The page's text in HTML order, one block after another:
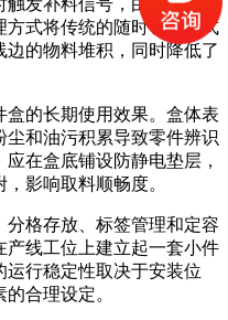
式将传统的随时领料模式
的物料堆积，同时降低了
的长期使用效果。盒体表
和油污积累导致零件辨识
在盒底铺设防静电垫层，
影响取料顺畅度。
格存放、标签管理和定容
线工位上建立起一套小件
行稳定性取决于安装位
合理设定。